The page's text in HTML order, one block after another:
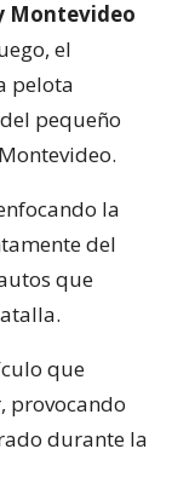
Montevideo
el
pelota
pequeño
la
del
que
que
provocando
durante la